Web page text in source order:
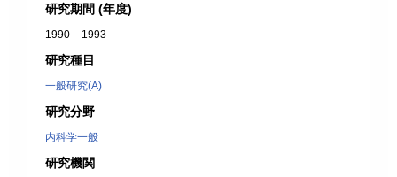
研究期間 (年度)
1990 – 1993
研究種目
一般研究(A)
研究分野
内科学一般
研究機関